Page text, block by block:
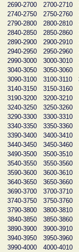
2690-2700
2700-2710
2740-2750
2750-2760
2790-2800
2800-2810
2840-2850
2850-2860
2890-2900
2900-2910
2940-2950
2950-2960
2990-3000
3000-3010
3040-3050
3050-3060
3090-3100
3100-3110
3140-3150
3150-3160
3190-3200
3200-3210
3240-3250
3250-3260
3290-3300
3300-3310
3340-3350
3350-3360
3390-3400
3400-3410
3440-3450
3450-3460
3490-3500
3500-3510
3540-3550
3550-3560
3590-3600
3600-3610
3640-3650
3650-3660
3690-3700
3700-3710
3740-3750
3750-3760
3790-3800
3800-3810
3840-3850
3850-3860
3890-3900
3900-3910
3940-3950
3950-3960
3990-4000
4000-4010